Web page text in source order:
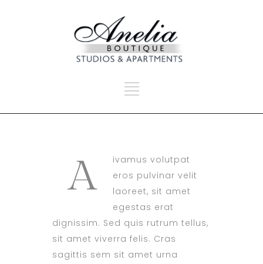
A
ivamus volutpat
eros pulvinar velit
laoreet, sit amet
egestas erat
dignissim. Sed quis rutrum tellus,
sit amet viverra felis. Cras
sagittis sem sit amet urna